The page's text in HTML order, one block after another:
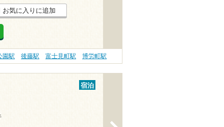
お気に入りに追加
園駅 後藤駅 富士見町駅 博労町駅
宿泊